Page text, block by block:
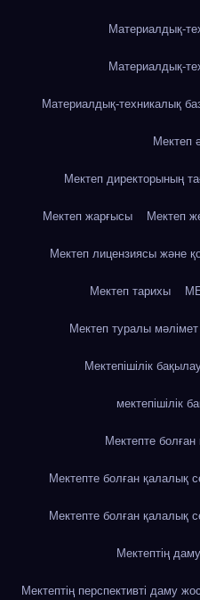
Материалдық-
Материалдық-
Материалдық-техникалық
Мектеп
Мектеп директорының
Мектеп жарғысы Мектеп
Мектеп лицензиясы және
Мектеп тарихы
Мектеп туралы мәлімет
Мектепішілік
мектепішілік
Мектепте
Мектепте болған қалалық
Мектепте болған қалалық
Мектептің
Мектептің перспективті даму